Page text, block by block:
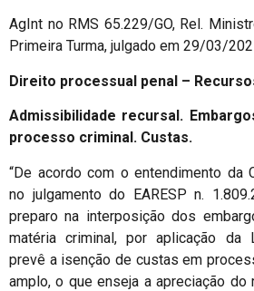
AgInt no RMS 65.229/GO, Rel.
Primeira Turma, julgado em 29/03/
Direito processual penal –
Admissibilidade recursal.
processo criminal. Custas.
“De acordo com o entendimento da
no julgamento do EARESP n.
preparo na interposição dos
matéria criminal, por aplicação da
prevê a isenção de custas em
amplo, o que enseja a apreciação do